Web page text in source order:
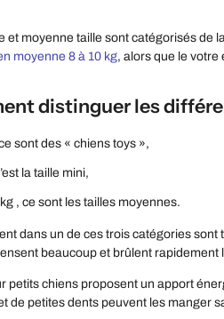
et moyenne taille sont catégorisés de
moyenne 8 à 10 kg, alors que le votre
distinguer les
sont des « chiens toys »,
la taille mini,
, ce sont les tailles moyennes.
dans un de ces trois catégories
beaucoup et brûlent rapidement
petits chiens proposent un apport
de petites dents peuvent les manger